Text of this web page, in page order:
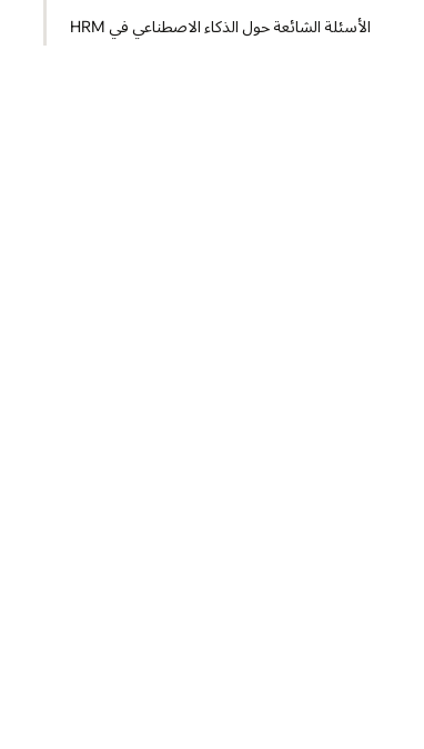
الأسئلة الشائعة حول الذكاء الاصطناعي في HRM